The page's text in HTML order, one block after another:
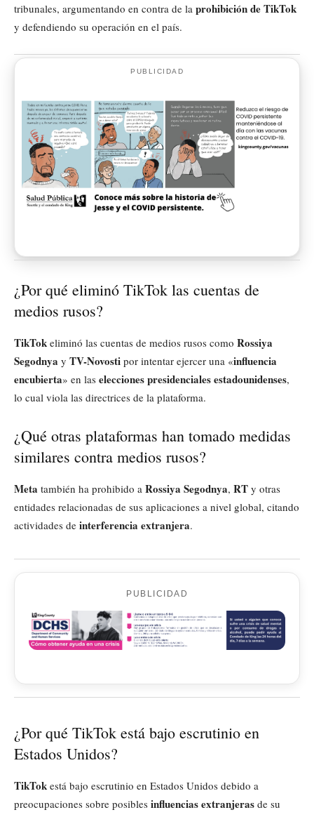
tribunales, argumentando en contra de la prohibición de TikTok
y defendiendo su operación en el país.
PUBLICIDAD
¿Por qué eliminó TikTok las cuentas de
medios rusos?
TikTok eliminó las cuentas de medios rusos como Rossiya
Segodnya y TV-Novosti por intentar ejercer una «influencia
encubierta» en las elecciones presidenciales estadounidenses,
lo cual viola las directrices de la plataforma.
¿Qué otras plataformas han tomado medidas
similares contra medios rusos?
Meta también ha prohibido a Rossiya Segodnya, RT y otras
entidades relacionadas de sus aplicaciones a nivel global, citando
actividades de interferencia extranjera.
PUBLICIDAD
¿Por qué TikTok está bajo escrutinio en
Estados Unidos?
TikTok está bajo escrutinio en Estados Unidos debido a
preocupaciones sobre posibles influencias extranjeras de su